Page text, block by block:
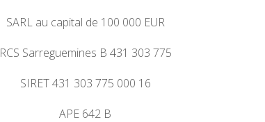
SARL au capital de 100 000 EUR
RCS Sarreguemines B 431 303 775
SIRET 431 303 775 000 16
APE 642 B